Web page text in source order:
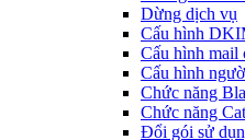
Dừng dịch vụ
Cấu hình
Cấu hình mail
Cấu hình
Chức năng
Chức năng
Đổi gói sử